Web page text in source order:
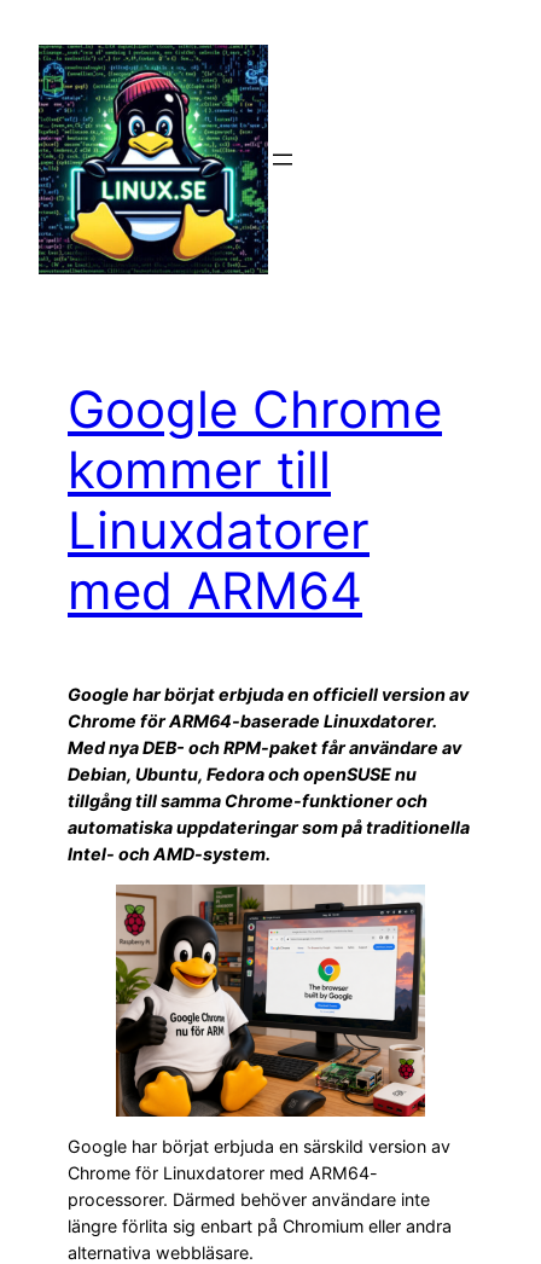
innehåll
Google Chrome
kommer till
Linuxdatorer
med ARM64
Google har börjat erbjuda en officiell version av
Chrome för ARM64-baserade Linuxdatorer.
Med nya DEB- och RPM-paket får användare av
Debian, Ubuntu, Fedora och openSUSE nu
tillgång till samma Chrome-funktioner och
automatiska uppdateringar som på traditionella
Intel- och AMD-system.
Google har börjat erbjuda en särskild version av
Chrome för Linuxdatorer med ARM64-
processorer. Därmed behöver användare inte
längre förlita sig enbart på Chromium eller andra
alternativa webbläsare.